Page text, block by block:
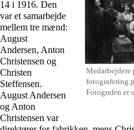
fotografering
Fotografen er
14 i 1916. Den
var et samarbejde
mellem tre mænd:
August
Andersen, Anton
Christensen og
Christen
Steffensen.
August Andersen
og Anton
Christensen var